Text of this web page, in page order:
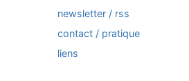
newsletter / rss
contact / pratique
liens